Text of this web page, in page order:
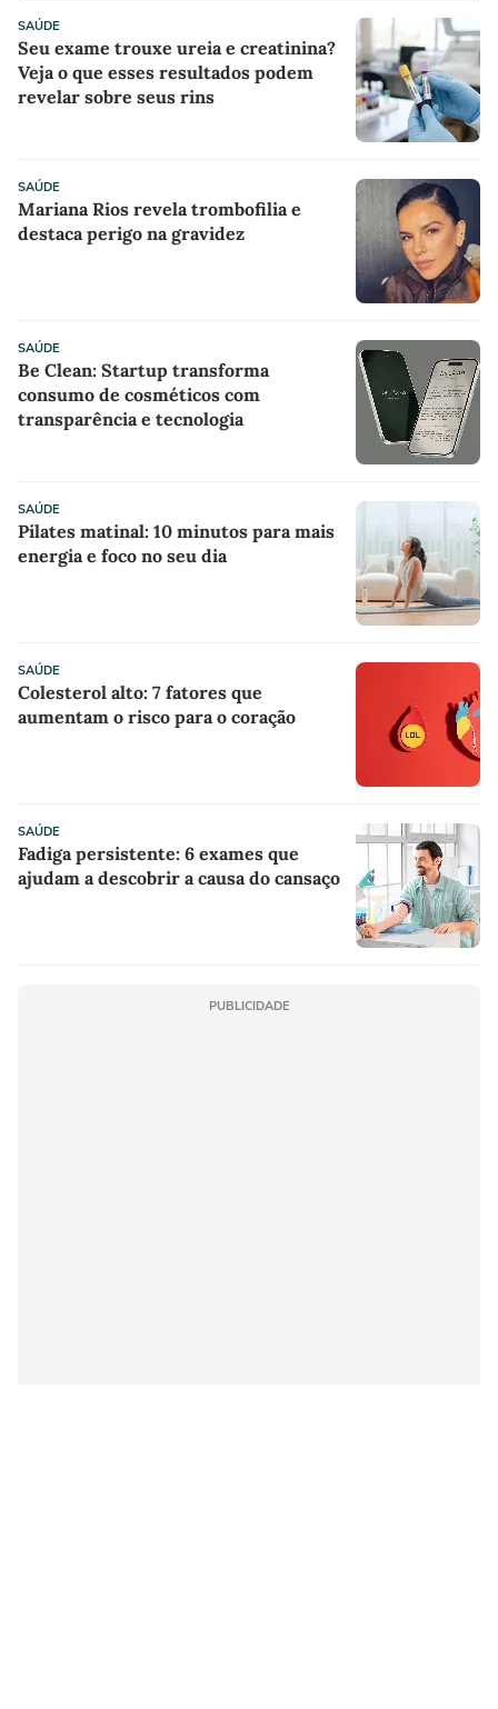
SAÚDE
Seu exame trouxe ureia e creatinina?
Veja o que esses resultados podem
revelar sobre seus rins
SAÚDE
Mariana Rios revela trombofilia e
destaca perigo na gravidez
SAÚDE
Be Clean: Startup transforma
consumo de cosméticos com
transparência e tecnologia
SAÚDE
Pilates matinal: 10 minutos para mais
energia e foco no seu dia
SAÚDE
Colesterol alto: 7 fatores que
aumentam o risco para o coração
SAÚDE
Fadiga persistente: 6 exames que
ajudam a descobrir a causa do cansaço
PUBLICIDADE